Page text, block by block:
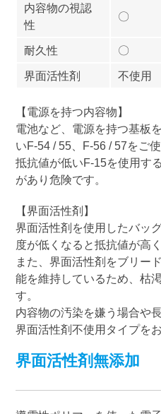
内容物の視認
性
〇
耐久性 〇
界面活性剤
不使用
【電源を持つ内容物】
電池など、電源を持つ基板
いF-54 / 55、F-56 / 57をご使
抵抗値が低いF-15を使用す
があり危険です。
【界面活性剤】
界面活性剤を使用したバッ
度が低くなると抵抗値が高
また、界面活性剤をブリー
能を維持しているため、枯
す。
内容物の汚染を嫌う場合や
界面活性剤不使用タイプを
界面活性剤無添加